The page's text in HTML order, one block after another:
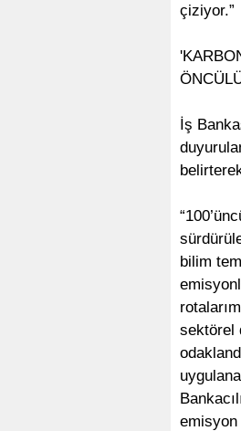
çiziyor.”
İş
bilim
sektörel
emisyon